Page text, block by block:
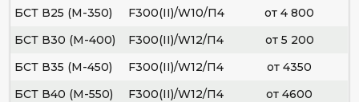
БСТ В25 (М-350)
F300(II)/W10/П4
от 4 800
БСТ В30 (М-400)
F300(II)/W12/П4
от 5 200
БСТ В35 (М-450)
F300(II)/W12/П4
от 4350
БСТ В40 (М-550)
F300(II)/W12/П4 от 4600